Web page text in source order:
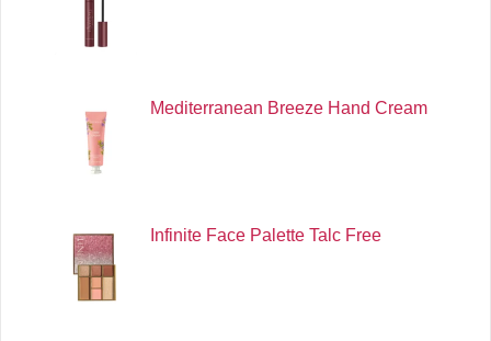
Mediterranean Breeze Hand Cream
Infinite Face Palette Talc Free